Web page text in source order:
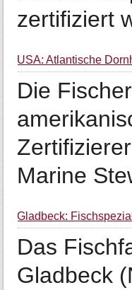
zertifiziert
USA: Atlantische
Die
Marine
Gladbeck:
Das
Gladbeck